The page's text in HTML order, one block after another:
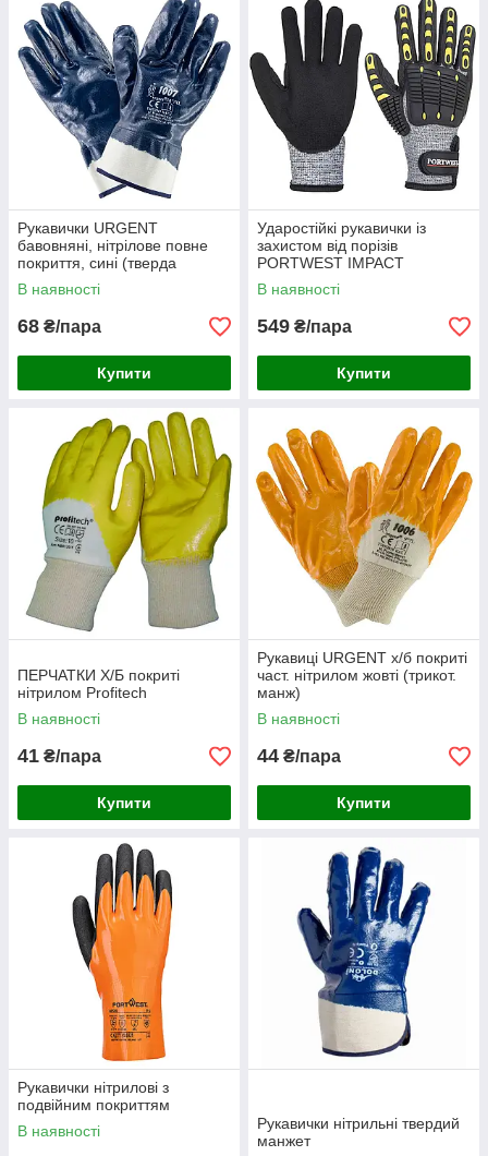
Рукавички URGENT
бавовняні, нітрілове повне
покриття, сині (тверда
манжета)
В наявності
68 ₴/пара
Купити
Ударостійкі рукавички із
захистом від порізів
PORTWEST IMPACT
нітрилове покриття, сіро/
чорні
В наявності
549 ₴/пара
Купити
ПЕРЧАТКИ Х/Б покриті
нітрилом Profitech
В наявності
41 ₴/пара
Купити
Рукавиці URGENT х/б покриті
част. нітрилом жовті (трикот.
манж)
В наявності
44 ₴/пара
Купити
Рукавички нітрилові з
подвійним покриттям
В наявності
Рукавички нітрильні твердий
манжет